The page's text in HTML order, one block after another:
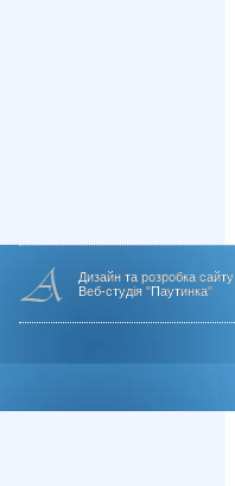
Дизайн та розробка сайту
Веб-студія "Паутинка"